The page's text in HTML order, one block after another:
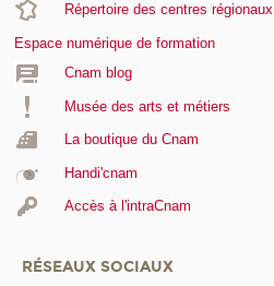
Répertoire des centres régionaux
Espace numérique de formation
Cnam blog
Musée des arts et métiers
La boutique du Cnam
Handi'cnam
Accès à l'intraCnam
RÉSEAUX SOCIAUX